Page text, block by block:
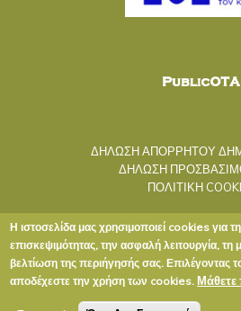
ΔΗΛΩΣΗ ΑΠΟΡΡΗΤΟΥ
ΔΗΛΩΣΗ
ΠΟΛΙΤΙΚΗ
Copyright © 2020
Η ιστοσελίδα μας χρησιμοποιεί cookies για
επισκεψιμότητας, την ασφαλή λειτουργία, τη
βελτίωση της περιήγησής σας.
αποδέχεστε την χρήση των cookies. Μάθετε